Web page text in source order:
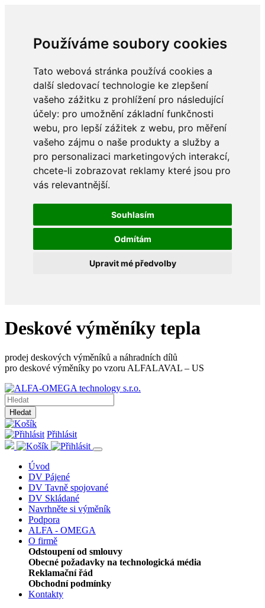
Používáme soubory cookies
Tato webová stránka používá cookies a
další sledovací technologie ke zlepšení
vašeho zážitku z prohlížení pro následující
účely: pro umožnění základní funkčnosti
webu, pro lepší zážitek z webu, pro měření
vašeho zájmu o naše produkty a služby a
pro personalizaci marketingových interakcí,
chcete-li zobrazovat reklamy které jsou pro
vás relevantnější.
Souhlasím
Odmítám
Upravit mé předvolby
Deskové výměníky tepla
prodej deskových výměníků a náhradních dílů
pro deskové výměníky po vzoru ALFALAVAL – US
Hledat
Přihlásit
Úvod
DV Pájené
DV Tavně spojované
DV Skládané
Navrhněte si výměník
Podpora
ALFA - OMEGA
O firmě
Odstoupení od smlouvy
Obecné požadavky na technologická média
Reklamační řád
Obchodní podmínky
Kontakty